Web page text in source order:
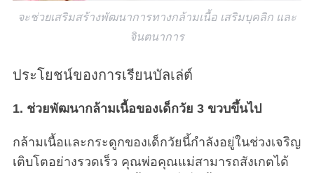
จะช่วยเสริมสร้างพัฒนาการทางกล้ามเนื้อ เสริมบุคลิก และ
จินตนาการ
ประโยชน์ของการเรียนบัลเล่ต์
1. ช่วยพัฒนากล้ามเนื้อของเด็กวัย 3 ขวบขึ้นไป
กล้ามเนื้อและกระดูกของเด็กวัยนี้กำลังอยู่ในช่วงเจริญ
เติบโตอย่างรวดเร็ว คุณพ่อคุณแม่สามารถสังเกตได้